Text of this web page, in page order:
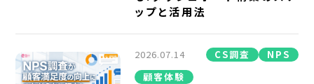
ップと活用法
2026.07.14 CS調査
NPS
顧客体験